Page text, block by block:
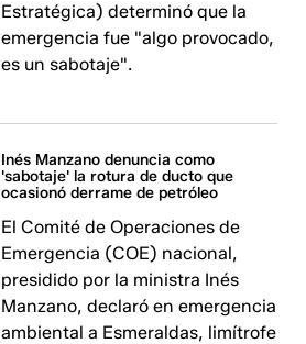
Estratégica) determinó que la
emergencia fue "algo provocado,
es un sabotaje".
Inés Manzano denuncia como
'sabotaje' la rotura de ducto que
ocasionó derrame de petróleo
El Comité de Operaciones de
Emergencia (COE) nacional,
presidido por la ministra Inés
Manzano, declaró en emergencia
ambiental a Esmeraldas, limítrofe